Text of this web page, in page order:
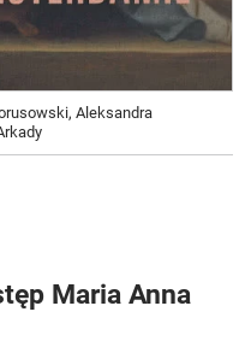
Aleksandra
Maria Anna